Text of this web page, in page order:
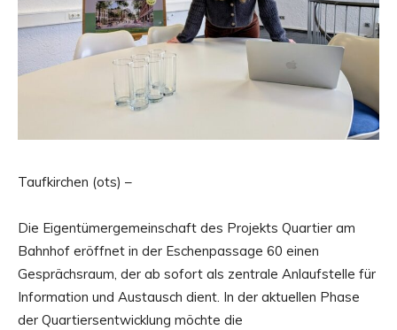
Taufkirchen (ots) –
Die Eigentümergemeinschaft des Projekts Quartier am
Bahnhof eröffnet in der Eschenpassage 60 einen
Gesprächsraum, der ab sofort als zentrale Anlaufstelle für
Information und Austausch dient. In der aktuellen Phase
der Quartiersentwicklung möchte die